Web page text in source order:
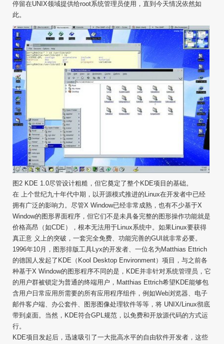
停留在UNIX领域提供给root系统管理员使用，直到今天情况依然如
此。
图2 KDE 1.0尽管设计粗糙，但它奠定了整个KDE项目的基础。
在 上个世纪九十年代中期，以开源模式推进的Linux在开发者中已经
拥有广泛的影响力。尽管X Window已经非常成熟，也有不少基于X
Window的图形界面程序，但它们不是未具备完整的图形操作功能就是
价格高昂（如CDE），根本无法用于Linux系统中。如果Linux要获得
真正意 义上的突破，一套完全免费、功能完善的GUI就非常必要。
1996年10月，图形排版工具Lyx的开发者、一位名为Matthias Ettrich
的德国人发起了KDE（Kool Desktop Environment）项目，与之前各
种基于X Window的图形程序不同的是，KDE并非针对系统管理员，它
的用户群被锁定为普通的终端用户，Matthias Ettrich希望KDE能够包
含用户日常应用所需要的所有应用程序组件，例如Web浏览器、电子
邮件客户端、办公套件、图形图像处理软件等等，将 UNIX/Linux彻底
带到桌面。当然，KDE符合GPL规范，以免费和开放源代码的方式运
行。
KDE项目发起后，迅速吸引了一大批高水平的自由软件开发者，这些